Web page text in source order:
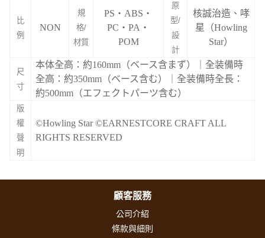
比
例
NON
規
格/
材質
PS・ABS・
PC・PA・
POM
原
型/
設
計
核誠治造、哮
星（Howling
Star）
尺
寸
本体全高：約160mm（ベース含まず）｜全装備時
全高：約350mm（ベース含む）｜全装備時全長：
約500mm（エフェクトパーツ含む）
版
權
聲
明
©Howling Star ©EARNESTCORE CRAFT ALL
RIGHTS RESERVED
顧客服務
公司介紹
條款與細則